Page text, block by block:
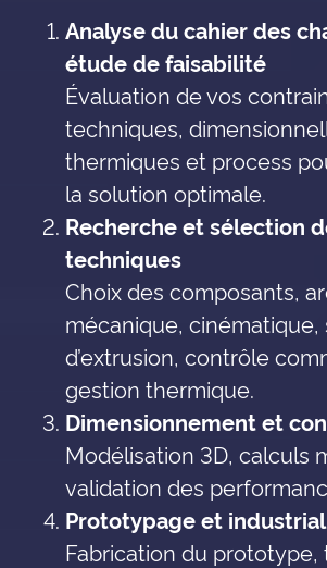
Analyse du cahier des
étude de faisabilité
Évaluation de vos
techniques,
thermiques et process
la solution optimale.
Recherche et sélection
techniques
Choix des composants,
mécanique, cinématique,
d’extrusion, contrôle
gestion thermique.
Dimensionnement et
Modélisation 3D, calculs
validation des
Prototypage et
Fabrication du prototype,